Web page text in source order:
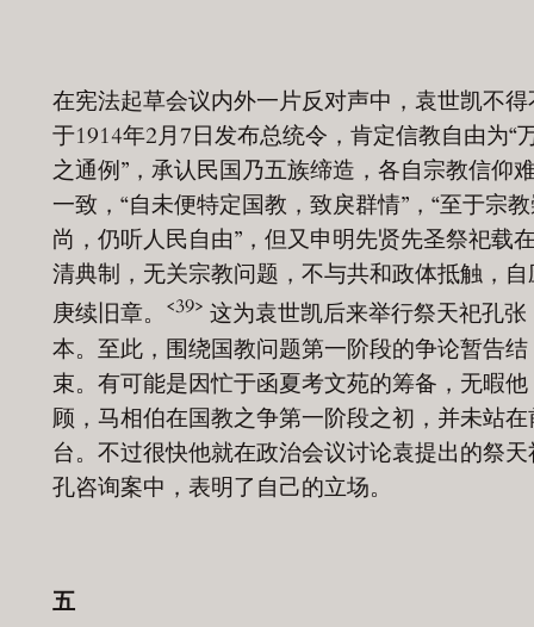
在宪法起草会议内外一片反对声中，袁世凯不得
于1914年2月7日发布总统令，肯定信教自由为“
之通例”，承认民国乃五族缔造，各自宗教信仰
一致，“自未便特定国教，致戾群情”，“至于宗
尚，仍听人民自由”，但又申明先贤先圣祭祀载
清典制，无关宗教问题，不与共和政体抵触，自
庚续旧章。
<39> 这为袁世凯后来举行祭天祀孔张
本。至此，围绕国教问题第一阶段的争论暂告结
束。有可能是因忙于函夏考文苑的筹备，无暇他
顾，马相伯在国教之争第一阶段之初，并未站在
台。不过很快他就在政治会议讨论袁提出的祭天
孔咨询案中，表明了自己的立场。
五